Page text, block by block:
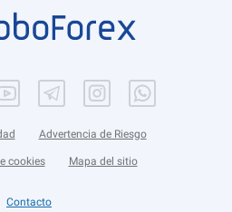
Advertencia de Riesgo
cookies Mapa del sitio
Contacto